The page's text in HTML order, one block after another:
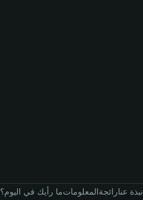
ما رأيك في اليوم؟المعلوماترائجةنبذة عنا